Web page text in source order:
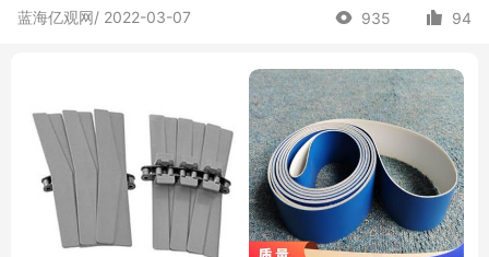
蓝海亿观网/ 2022-03-07 935 94